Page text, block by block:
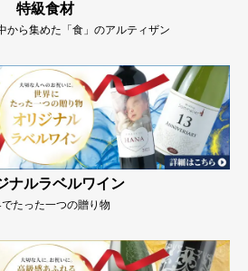
特級食材
から集めた「食」のアルティザン
ナルラベルワイン
たった一つの贈り物